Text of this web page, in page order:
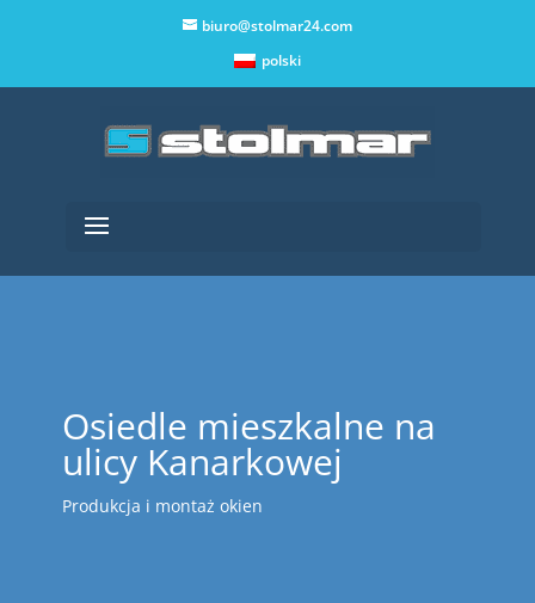
biuro@stolmar24.com
polski
Osiedle mieszkalne na
ulicy Kanarkowej
Produkcja i montaż okien